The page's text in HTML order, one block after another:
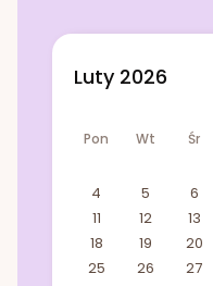
Luty 2026
Pon Wt Śr
4
5 6
11
12 13
18
19 20
25
26 27